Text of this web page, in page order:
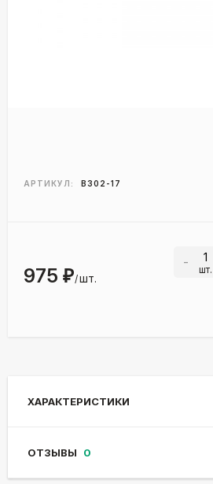
АРТИКУЛ: B302-17
975 ₽/шт.
- шт.
ХАРАКТЕРИСТИКИ
ОТЗЫВЫ 0